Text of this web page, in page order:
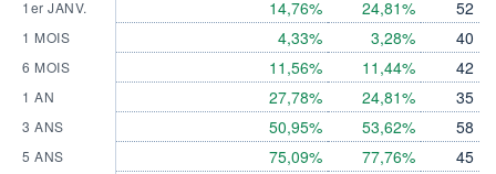
1er JANV.
1 MOIS
6 MOIS
1 AN
3 ANS
5 ANS
14,76%
4,33%
11,56%
27,78%
50,95%
75,09%
24,81%
3,28%
11,44%
24,81%
53,62%
77,76%
52
40
42
35
58
45